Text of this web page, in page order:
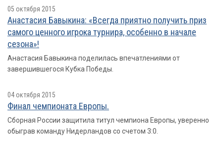
05 октября 2015
Анастасия Бавыкина: «Всегда приятно получить приз
самого ценного игрока турнира, особенно в начале
сезона»!
Анастасия Бавыкина поделилась впечатлениями от
завершившегося Кубка Победы.
04 октября 2015
Финал чемпионата Европы.
Сборная России защитила титул чемпиона Европы, уверенно
обыграв команду Нидерландов со счетом 3:0.